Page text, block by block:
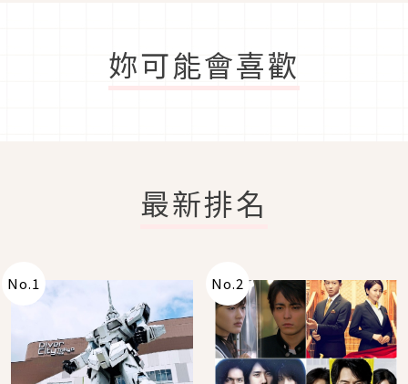
妳可能會喜歡
最新排名
No.1 No.2